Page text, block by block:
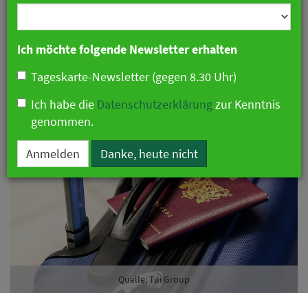
Quelle: Tui Group
Ich möchte folgende Newsletter erhalten
Tageskarte-Newsletter (gegen 8.30 Uhr)
Ich habe die Datenschutzerklärungzur Kenntnis
genommen.
Anmelden Danke, heute nicht